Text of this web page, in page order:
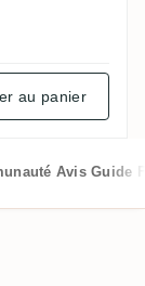
au panier
Avis Guide